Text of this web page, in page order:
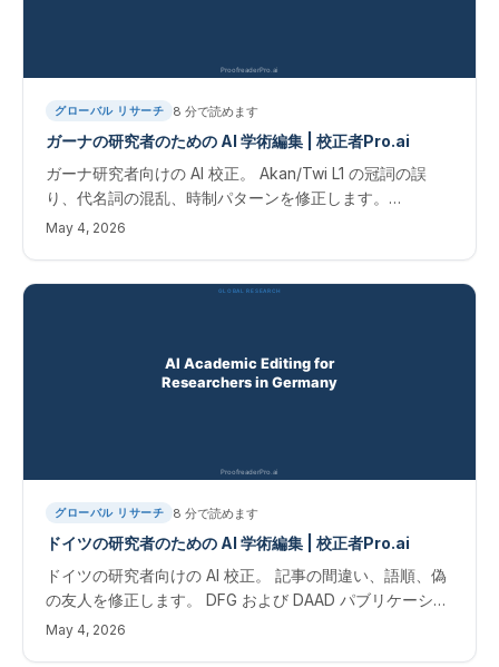
グローバル リサーチ 8 分で読めます
ガーナの研究者のための AI 学術編集 | 校正者Pro.ai
ガーナ研究者向けの AI 校正。 Akan/Twi L1 の冠詞の誤
り、代名詞の混乱、時制パターンを修正します。
GETFund の出版物。
May 4, 2026
グローバル リサーチ 8 分で読めます
ドイツの研究者のための AI 学術編集 | 校正者Pro.ai
ドイツの研究者向けの AI 校正。 記事の間違い、語順、偽
の友人を修正します。 DFG および DAAD パブリケーショ
ンの即時結果。 ドイツの研究者向けの学術文書の修正
May 4, 2026